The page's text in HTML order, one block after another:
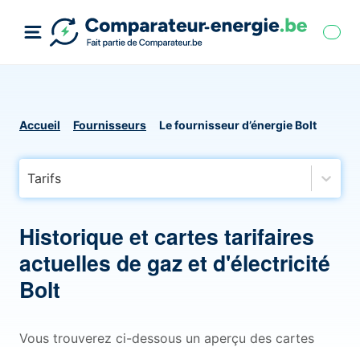
Accueil Fournisseurs Le fournisseur d’énergie Bolt
Tarifs
Historique et cartes tarifaires
actuelles de gaz et d'électricité
Bolt
Vous trouverez ci-dessous un aperçu des cartes